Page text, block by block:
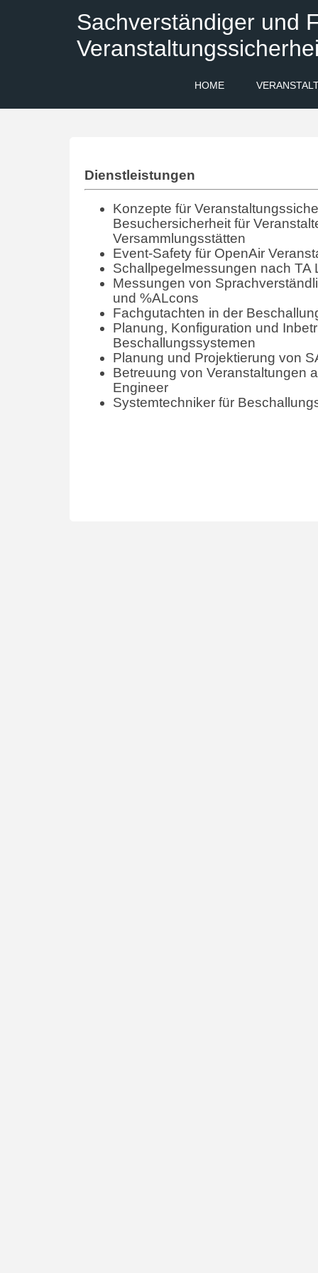
Sachverständiger und
HOME
Dienstleistungen
Konzepte für
Besuchersicherheit für
Versammlungsstätten
Event-Safety für OpenAir
Schallpegelmessungen nach TA
Messungen von
und %ALcons
Fachgutachten in der
Planung, Konfiguration und
Beschallungssystemen
Planung und Projektierung von
Betreuung von Veranstaltungen
Engineer
Systemtechniker für